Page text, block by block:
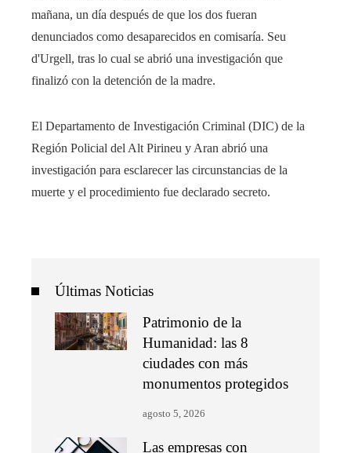
mañana, un día después de que los dos fueran
denunciados como desaparecidos en comisaría. Seu
d'Urgell, tras lo cual se abrió una investigación que
finalizó con la detención de la madre.
El Departamento de Investigación Criminal (DIC) de la
Región Policial del Alt Pirineu y Aran abrió una
investigación para esclarecer las circunstancias de la
muerte y el procedimiento fue declarado secreto.
Últimas Noticias
Patrimonio de la
Humanidad: las 8
ciudades con más
monumentos protegidos
agosto 5, 2026
Las empresas con